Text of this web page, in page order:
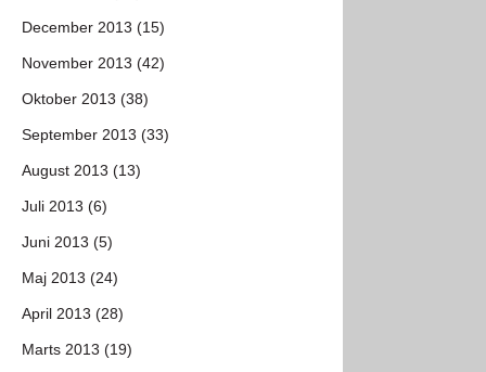
December 2013 (15)
November 2013 (42)
Oktober 2013 (38)
September 2013 (33)
August 2013 (13)
Juli 2013 (6)
Juni 2013 (5)
Maj 2013 (24)
April 2013 (28)
Marts 2013 (19)